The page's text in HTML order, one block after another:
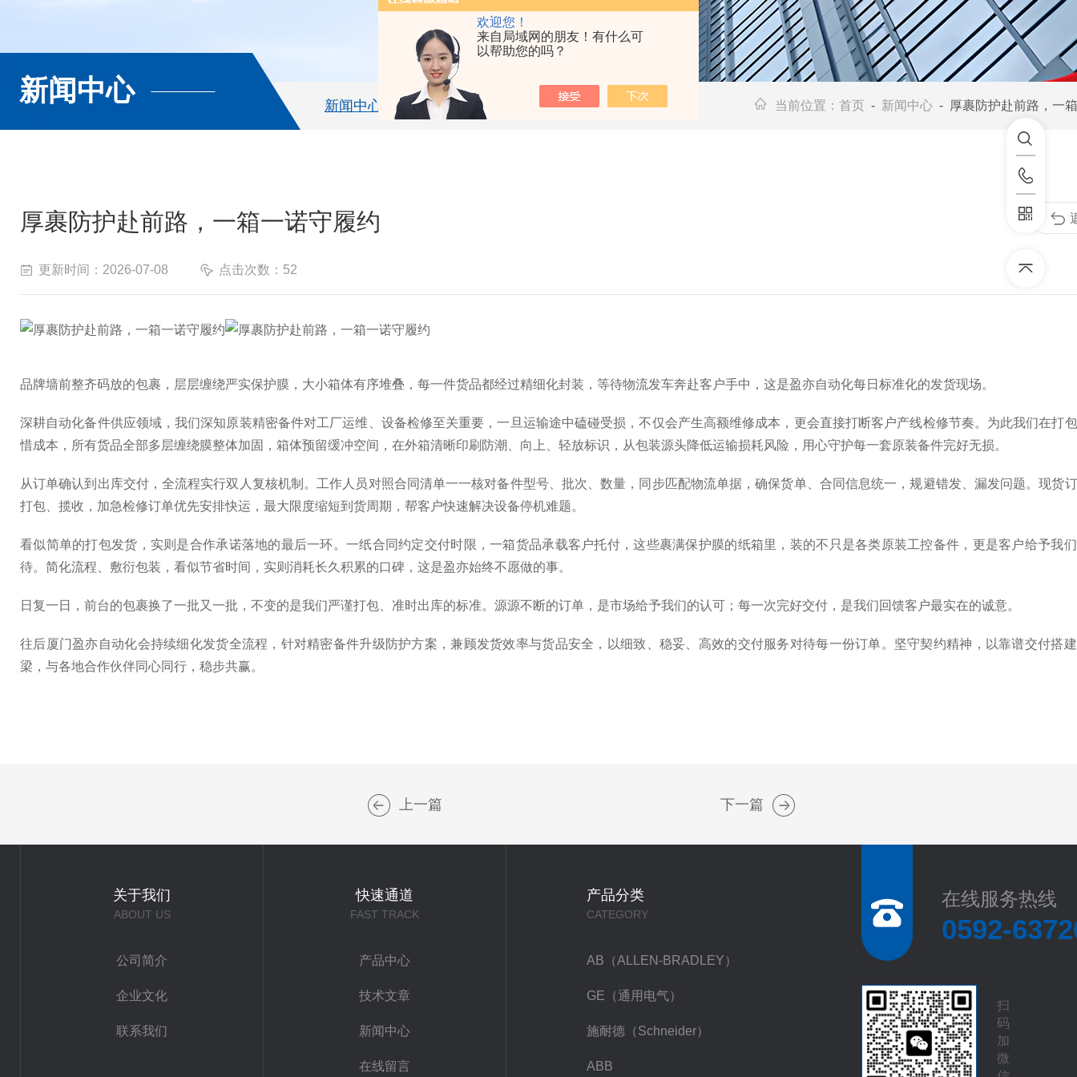
欢迎您！
来自局域网的朋友！有什么可
以帮助您的吗？
新闻中心 新闻中心 技术文章 当前位置： 首页 - 新闻中心 - 厚裹防护赴前路，一
厚裹防护赴前路，一箱一诺守履约
更新时间：2026-07-08 点击次数：52
品牌墙前整齐码放的包裹，层层缠绕严实保护膜，大小箱体有序堆叠，每一件货品都经过精细化封装，等待物流发车奔赴客户手中，这是盈亦自动化每日标准化的发货现场。
深耕自动化备件供应领域，我们深知原装精密备件对工厂运维、设备检修至关重要，一旦运输途中磕碰受损，不仅会产生高额维修成本，更会直接打断客户产线检修节奏。为此我们在打
惜成本，所有货品全部多层缠绕膜整体加固，箱体预留缓冲空间，在外箱清晰印刷防潮、向上、轻放标识，从包装源头降低运输损耗风险，用心守护每一套原装备件完好无损。
从订单确认到出库交付，全流程实行双人复核机制。工作人员对照合同清单一一核对备件型号、批次、数量，同步匹配物流单据，确保货单、合同信息统一，规避错发、漏发问题。现货
打包、揽收，加急检修订单优先安排快运，最大限度缩短到货周期，帮客户快速解决设备停机难题。
看似简单的打包发货，实则是合作承诺落地的最后一环。一纸合同约定交付时限，一箱货品承载客户托付，这些裹满保护膜的纸箱里，装的不只是各类原装工控备件，更是客户给予我
待。简化流程、敷衍包装，看似节省时间，实则消耗长久积累的口碑，这是盈亦始终不愿做的事。
日复一日，前台的包裹换了一批又一批，不变的是我们严谨打包、准时出库的标准。源源不断的订单，是市场给予我们的认可；每一次完好交付，是我们回馈客户最实在的诚意。
往后厦门盈亦自动化会持续细化发货全流程，针对精密备件升级防护方案，兼顾发货效率与货品安全，以细致、稳妥、高效的交付服务对待每一份订单。坚守契约精神，以靠谱交付搭
梁，与各地合作伙伴同心同行，稳步共赢。
上一篇 下一篇
关于我们
ABOUT US
公司简介
企业文化
联系我们
快速通道
FAST TRACK
产品中心
技术文章
新闻中心
在线留言
产品分类
CATEGORY
AB（ALLEN-BRADLEY）
GE（通用电气）
施耐德（Schneider）
ABB
在线服务热线
0592-
扫
码
加
微